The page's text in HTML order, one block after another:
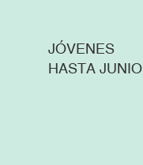
JÓVENES
HASTA JUNIO